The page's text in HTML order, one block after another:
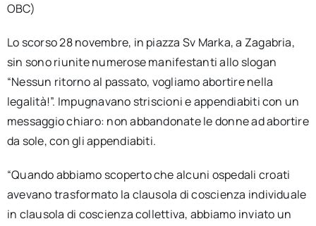
OBC)
Lo scorso 28 novembre, in piazza Sv Marka, a Zagabria,
sin sono riunite numerose manifestanti allo slogan
“Nessun ritorno al passato, vogliamo abortire nella
legalità!”. Impugnavano striscioni e appendiabiti con un
messaggio chiaro: non abbandonate le donne ad abortire
da sole, con gli appendiabiti.
“Quando abbiamo scoperto che alcuni ospedali croati
avevano trasformato la clausola di coscienza individuale
in clausola di coscienza collettiva, abbiamo inviato un